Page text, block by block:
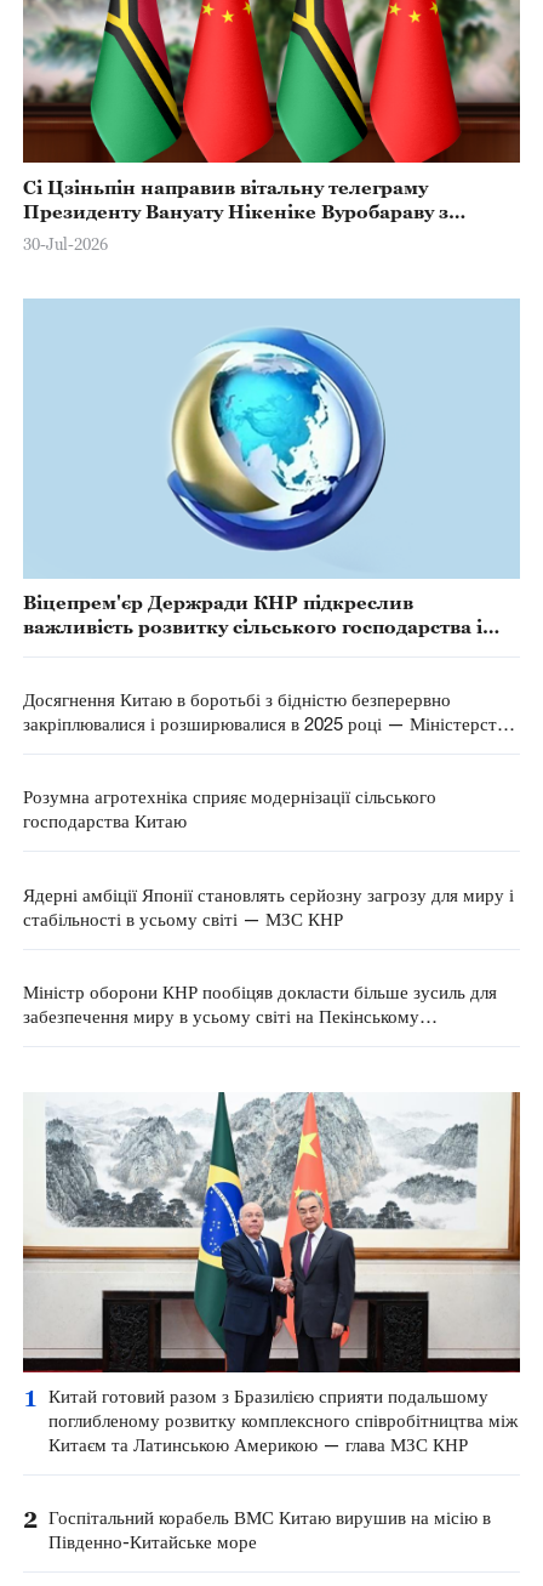
Сі Цзіньпін направив вітальну телеграму
Президенту Вануату Нікеніке Вуробараву з
нагоди Дня Незалежності країни
30-Jul-2026
Віцепрем'єр Держради КНР підкреслив
важливість розвитку сільського господарства і
Досягнення Китаю в боротьбі з бідністю безперервно
закріплювалися і розширювалися в 2025 році — Міністерство
Розумна агротехніка сприяє модернізації сільського
господарства Китаю
Ядерні амбіції Японії становлять серйозну загрозу для миру і
стабільності в усьому світі — МЗС КНР
Міністр оборони КНР пообіцяв докласти більше зусиль для
забезпечення миру в усьому світі на Пекінському
1
Китай готовий разом з Бразилією сприяти подальшому
поглибленому розвитку комплексного співробітництва між
Китаєм та Латинською Америкою — глава МЗС КНР
2 Госпітальний корабель ВМС Китаю вирушив на місію в
Південно-Китайське море